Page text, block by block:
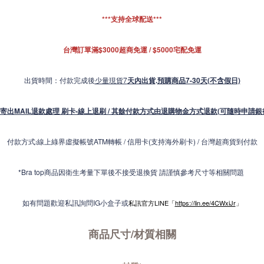
***支持全球配送***
台灣訂單滿$3000超商免運 / $5000宅配免運
出貨時間：付款完成後少量現貨7天內出貨.預購商品7-30天(不含假日)
出MAIL退款處理 刷卡-線上退刷 / 其餘付款方式由退購物金方式退款(可隨時申請
付款方式:線上綠界虛擬帳號ATM轉帳 / 信用卡(支持海外刷卡) / 台灣超商貨到付款
*Bra top商品因衛生考量下單後不接受退換貨 請謹慎參考尺寸等相關問題
如有問題歡迎私訊詢問IG小盒子或私訊官方LINE「https://lin.ee/4CWxiJr」
商品尺寸/材質相關